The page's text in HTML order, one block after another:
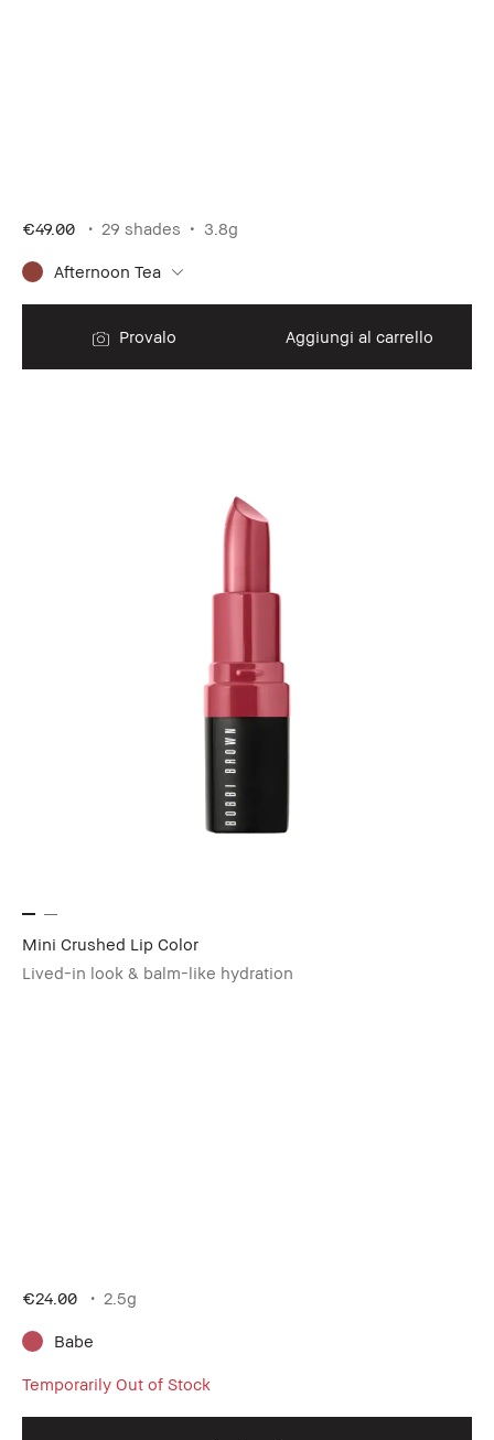
€49.00 29 shades 3.8g
Afternoon Tea
Provalo Aggiungi al carrello
Mini Crushed Lip Color
Lived-in look & balm-like hydration
€24.00 2.5g
Babe
Temporarily Out of Stock